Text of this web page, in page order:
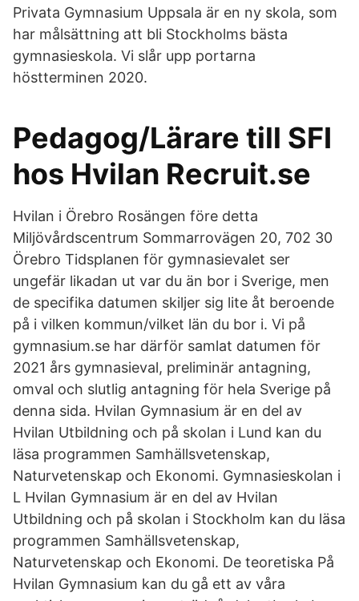
Privata Gymnasium Uppsala är en ny skola, som
har målsättning att bli Stockholms bästa
gymnasieskola. Vi slår upp portarna
höstterminen 2020.
Pedagog/Lärare till SFI
hos Hvilan Recruit.se
Hvilan i Örebro Rosängen före detta
Miljövårdscentrum Sommarrovägen 20, 702 30
Örebro Tidsplanen för gymnasievalet ser
ungefär likadan ut var du än bor i Sverige, men
de specifika datumen skiljer sig lite åt beroende
på i vilken kommun/vilket län du bor i. Vi på
gymnasium.se har därför samlat datumen för
2021 års gymnasieval, preliminär antagning,
omval och slutlig antagning för hela Sverige på
denna sida. Hvilan Gymnasium är en del av
Hvilan Utbildning och på skolan i Lund kan du
läsa programmen Samhällsvetenskap,
Naturvetenskap och Ekonomi. Gymnasieskolan i
L Hvilan Gymnasium är en del av Hvilan
Utbildning och på skolan i Stockholm kan du läsa
programmen Samhällsvetenskap,
Naturvetenskap och Ekonomi. De teoretiska På
Hvilan Gymnasium kan du gå ett av våra